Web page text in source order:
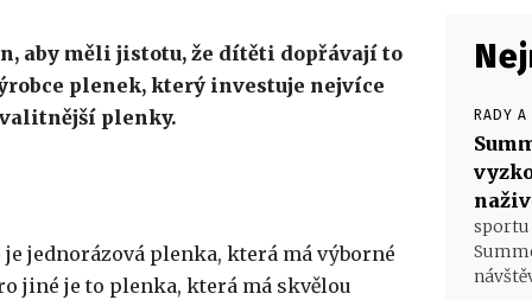
aby měli jistotu, že dítěti dopřávají to
plenek, který investuje nejvíce
plenky.
jednorázová plenka, která má výborné
jiné je to plenka, která má skvělou
RADY A
sportu